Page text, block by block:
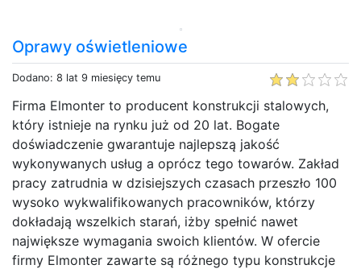
Oprawy oświetleniowe
Dodano: 8 lat 9 miesięcy temu
Firma Elmonter to producent konstrukcji stalowych,
który istnieje na rynku już od 20 lat. Bogate
doświadczenie gwarantuje najlepszą jakość
wykonywanych usług a oprócz tego towarów. Zakład
pracy zatrudnia w dzisiejszych czasach przeszło 100
wysoko wykwalifikowanych pracowników, którzy
dokładają wszelkich starań, iżby spełnić nawet
największe wymagania swoich klientów. W ofercie
firmy Elmonter zawarte są różnego typu konstrukcje